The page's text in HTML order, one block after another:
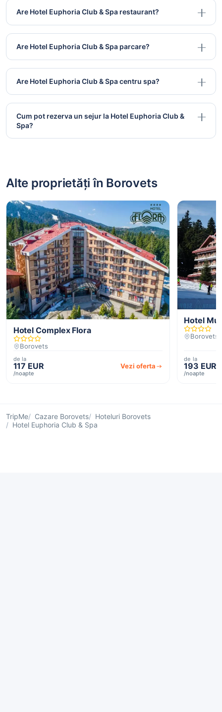
Are Hotel Euphoria Club & Spa restaurant?
Are Hotel Euphoria Club & Spa parcare?
Are Hotel Euphoria Club & Spa centru spa?
Cum pot rezerva un sejur la Hotel Euphoria Club &
Spa?
Alte proprietăți în Borovets
Hotel Complex Flora
Borovets
de la
117 EUR
/noapte
Vezi oferta
Hotel
Borovets
de la
193 EUR
/noapte
TripMe Cazare Borovets
Hoteluri Borovets
Hotel Euphoria Club & Spa